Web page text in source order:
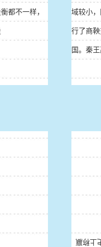
都不一样， 域较小
行了商
国。秦
的后代